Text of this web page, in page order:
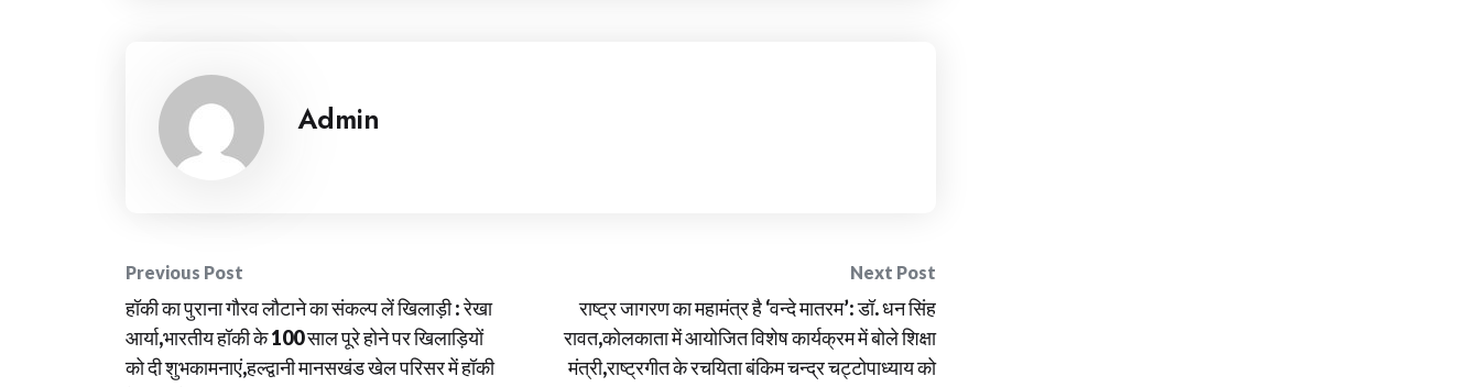
Admin
Post
navigation
Previous Post
हॉकी का पुराना गौरव लौटाने का संकल्प लें खिलाड़ी : रेखा
आर्या,भारतीय हॉकी के 100 साल पूरे होने पर खिलाड़ियों
को दी शुभकामनाएं,हल्द्वानी मानसखंड खेल परिसर में हॉकी
Next Post
राष्ट्र जागरण का महामंत्र है ‘वन्दे मातरम’: डॉ. धन सिंह
रावत,कोलकाता में आयोजित विशेष कार्यक्रम में बोले शिक्षा
मंत्री,राष्ट्रगीत के रचयिता बंकिम चन्द्र चट्टोपाध्याय को